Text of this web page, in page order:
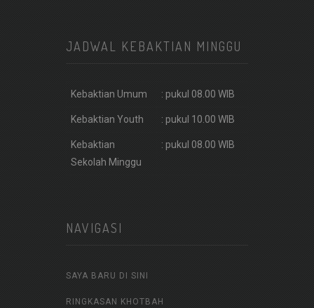
JADWAL KEBAKTIAN MINGGU
Kebaktian Umum : pukul 08.00 WIB
Kebaktian Youth : pukul 10.00 WIB
Kebaktian
Sekolah Minggu
: pukul 08.00 WIB
NAVIGASI
SAYA BARU DI SINI
RINGKASAN KHOTBAH